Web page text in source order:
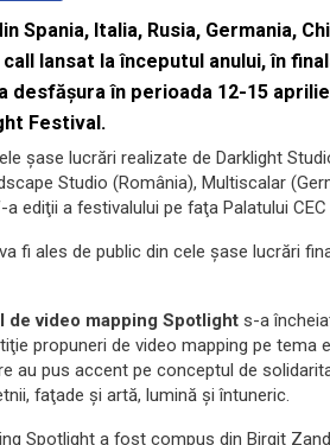
Spania, Italia, Rusia, Germania,
lansat la începutul anului, în
desfăşura în perioada 12-15
Festival.
şase lucrări realizate de Darklight
Studio (România), Multiscalar
ediţii a festivalului pe faţa Palatului
fi ales de public din cele şase lucrări
de video mapping Spotlight s-a
propuneri de video mapping pe tema
au pus accent pe conceptul de
faţade şi artă, lumină şi întuneric.
Spotlight a fost compus din Birgit